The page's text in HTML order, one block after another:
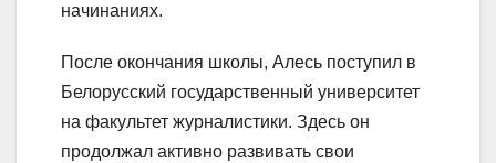
начинаниях.
После окончания школы, Алесь поступил в
Белорусский государственный университет
на факультет журналистики. Здесь он
продолжал активно развивать свои